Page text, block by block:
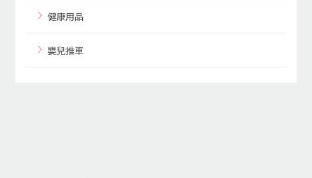
健康用品
嬰兒推車